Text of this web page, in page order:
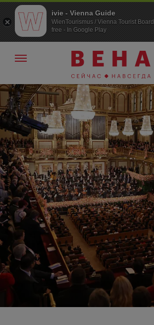
К
навигации
К
содержанию
Показать/
навигации
ivie - Vienna Guide
WienTourismus / Vienna Tourist Board
free - In Google Play